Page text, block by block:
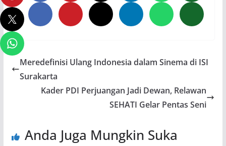
Meredefinisi Ulang Indonesia dalam Sinema di ISI
Surakarta
Kader PDI Perjuangan Jadi Dewan, Relawan
SEHATI Gelar Pentas Seni
Anda Juga Mungkin Suka